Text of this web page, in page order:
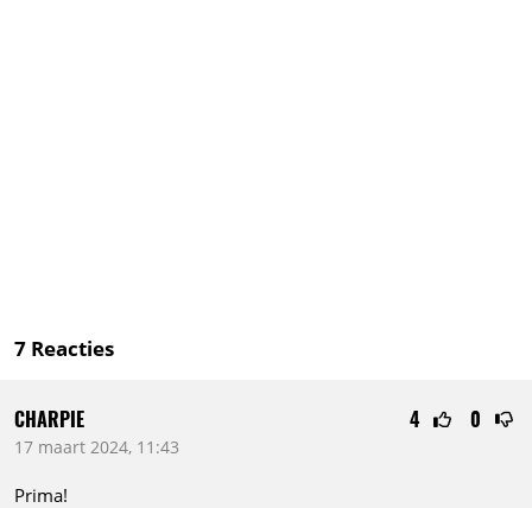
7 Reacties
4 0
CHARPIE
17 maart 2024, 11:43
Prima!